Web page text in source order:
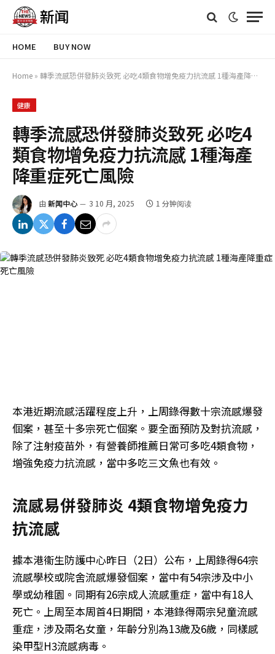
HOME BUY NOW
Home » 轉季流感恐併發肺炎致死 必吃4類食物增免疫力抗流感 1種海產降重症死亡風險
健康
轉季流感恐併發肺炎致死 必吃4
類食物增免疫力抗流感 1種海產
降重症死亡風險
由 新闻中心 3 10 月, 2025 1 分钟阅读
本港近期流感活躍程度上升，上周錄得數十宗流感爆發
個案，甚至十多宗死亡個案。要全面預防及對抗流感，
除了注射疫苗外，有營養師推薦日常可多吃4類食物，
增強免疫力抗流感，當中多吃三文魚也有效。
流感易併發肺炎 4類食物增免疫力
抗流感
據本港衞生防護中心昨日（2日）公布，上周錄得64宗
流感學校或院舍流感爆發個案，當中有54宗涉及中小
學或幼稚園。同期有26宗成人流感重症，當中有18人
死亡。上周至本周首4日期間，本港錄得兩宗兒童流感
重症，涉及兩名女童，年齡分別為13歲及6歲，同樣感
染甲型H3流感病毒。